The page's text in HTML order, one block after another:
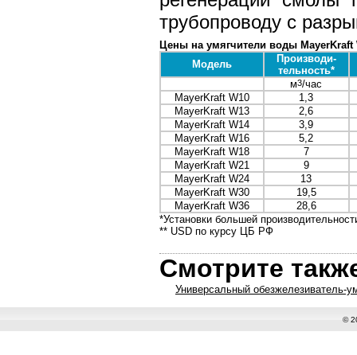
трубопроводу с
Цены на умягчители воды MayerKraft
Модель
Производи-
тельность*
м3/час
MayerKraft W10
1,3
MayerKraft W13
2,6
MayerKraft W14
3,9
MayerKraft W16
5,2
MayerKraft W18
7
MayerKraft W21
9
MayerKraft W24
13
MayerKraft W30
19,5
MayerKraft W36
28,6
*Установки большей
** USD по курсу ЦБ РФ
Смотрите
Универсальный обезжелезиватель-
©